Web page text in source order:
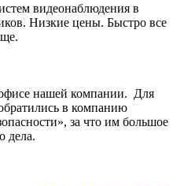
видеонаблюдения в
Низкие цены. Быстро все
нашей компании. Для
в компанию
за что им большое
дела.